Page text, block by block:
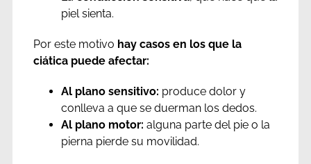
piel sienta.
Por este motivo hay casos en los que la
ciática puede afectar:
Al plano sensitivo: produce dolor y
conlleva a que se duerman los dedos.
Al plano motor: alguna parte del pie o la
pierna pierde su movilidad.